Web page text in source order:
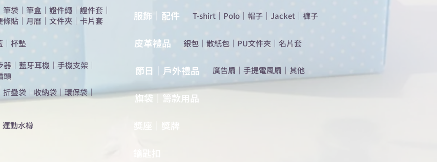
筆袋 ｜ 筆盒 ｜ 證件繩 ｜ 證件套 ｜
條貼 ｜ 月曆 ｜ 文件夾 ｜ 卡片套
｜ 杯墊
器 ｜ 藍牙耳機 ｜ 手機支架 ｜
頭
折疊袋 ｜ 收納袋 ｜ 環保袋｜
運動水樽
服飾｜配件 T-shirt ｜ Polo ｜ 帽子 ｜ Jacket ｜ 褲子
​皮革禮品 ​銀包 ｜ 散紙包 ｜ PU文件夾 ｜ 名片套
節日｜戶外禮品 ​廣告扇 ｜ 手提電風扇 ｜ 其他
旗袋｜籌款用品
​獎座｜獎牌